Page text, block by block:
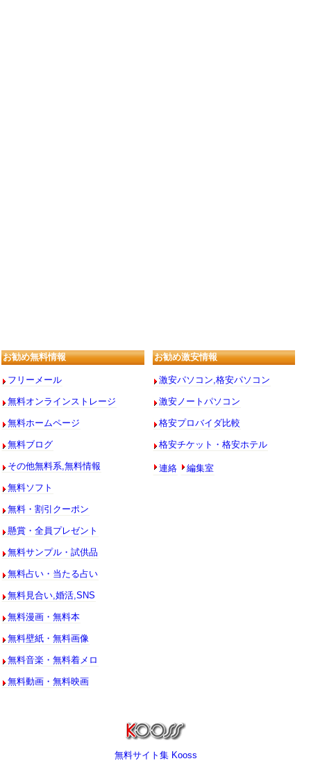
お勧め無料情報
フリーメール
無料オンラインストレージ
無料ホームページ
無料ブログ
その他無料系,無料情報
無料ソフト
無料・割引クーポン
懸賞・全員プレゼント
無料サンプル・試供品
無料占い・当たる占い
無料見合い,婚活,SNS
無料漫画・無料本
無料壁紙・無料画像
無料音楽・無料着メロ
無料動画・無料映画
お勧め激安情報
激安パソコン,格安パソコン
激安ノートパソコン
格安プロバイダ比較
格安チケット・格安ホテル
連絡 編集室
無料サイト集 Kooss